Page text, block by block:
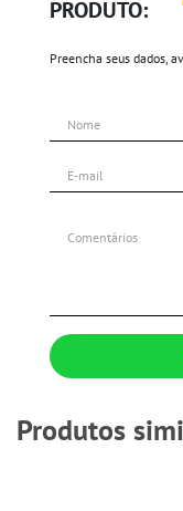
PRODUTO:
Preencha seus dados,
Produtos